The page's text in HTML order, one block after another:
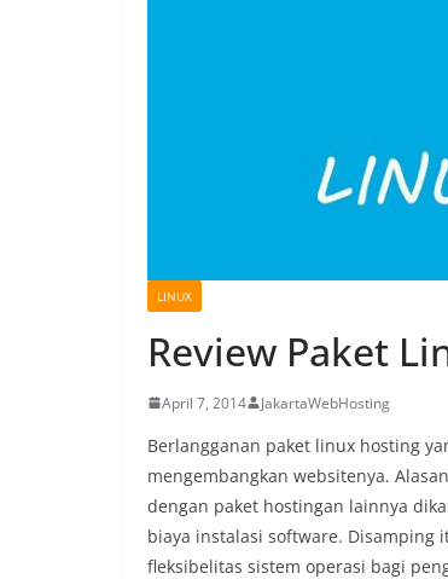
LINUX
Review Paket
April 7, 2014 JakartaWebHosting
Berlangganan paket linux hosting
mengembangkan websitenya.
dengan paket hostingan lainnya
biaya instalasi software. Disamping
fleksibelitas sistem operasi bagi